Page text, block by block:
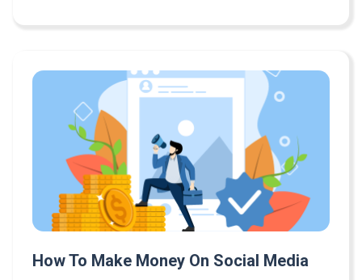
How To Make Money On Social Media